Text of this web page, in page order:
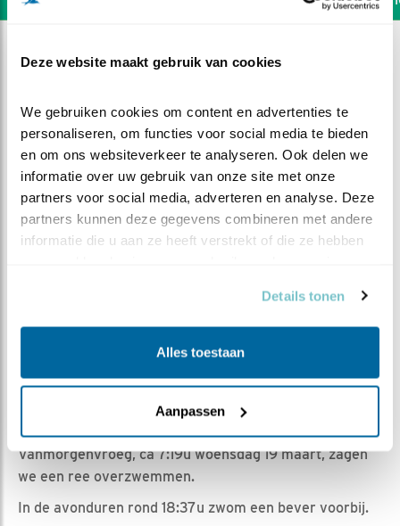
Deze website maakt gebruik van cookies
We gebruiken cookies om content en advertenties te
personaliseren, om functies voor social media te bieden
en om ons websiteverkeer te analyseren. Ook delen we
informatie over uw gebruik van onze site met onze
partners voor social media, adverteren en analyse. Deze
partners kunnen deze gegevens combineren met andere
informatie die u aan ze heeft verstrekt of die ze hebben
Details tonen
Alles toestaan
Aanpassen
Over- en voorbij zwemmen
Bewaar dit filmpje |
Vanmorgenvroeg, ca 7:19u woensdag 19 maart, zagen
we een ree overzwemmen.
In de avonduren rond 18:37u zwom een bever voorbij.